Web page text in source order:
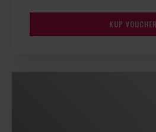
KUP VOUCHER